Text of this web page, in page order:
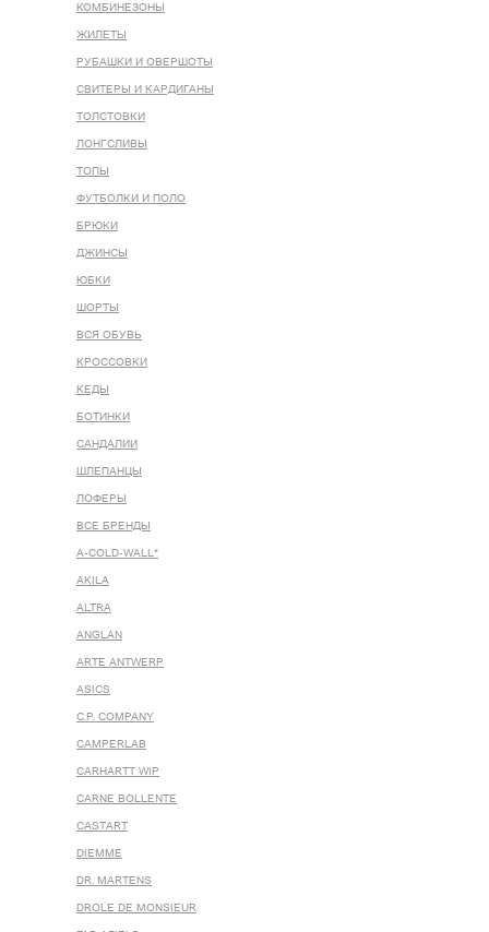
КОМБИНЕЗОНЫ
ЖИЛЕТЫ
РУБАШКИ И ОВЕРШОТЫ
СВИТЕРЫ И КАРДИГАНЫ
ТОЛСТОВКИ
ЛОНГСЛИВЫ
ТОПЫ
ФУТБОЛКИ И ПОЛО
БРЮКИ
ДЖИНСЫ
ЮБКИ
ШОРТЫ
ВСЯ ОБУВЬ
КРОССОВКИ
КЕДЫ
БОТИНКИ
САНДАЛИИ
ШЛЕПАНЦЫ
ЛОФЕРЫ
ВСЕ БРЕНДЫ
A-COLD-WALL*
AKILA
ALTRA
ANGLAN
ARTE ANTWERP
ASICS
C.P. COMPANY
CAMPERLAB
CARHARTT WIP
CARNE BOLLENTE
CASTART
DIEMME
DR. MARTENS
DROLE DE MONSIEUR